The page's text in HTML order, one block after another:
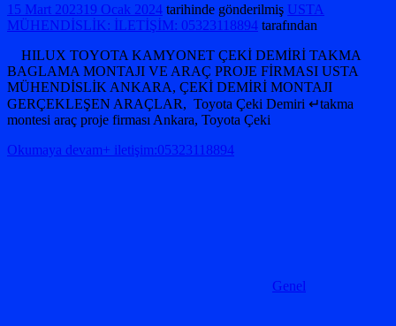
15 Mart 202319 Ocak 2024 tarihinde gönderilmiş USTA
MÜHENDİSLİK: İLETİŞİM: 05323118894 tarafından
HILUX TOYOTA KAMYONET ÇEKİ DEMİRİ TAKMA
BAGLAMA MONTAJI VE ARAÇ PROJE FİRMASI USTA
MÜHENDİSLİK ANKARA, ÇEKİ DEMİRİ MONTAJI
GERÇEKLEŞEN ARAÇLAR, Toyota Çeki Demiri ↵takma
montesi araç proje firması Ankara, Toyota Çeki
Okumaya devam+ iletişim:05323118894
Genel